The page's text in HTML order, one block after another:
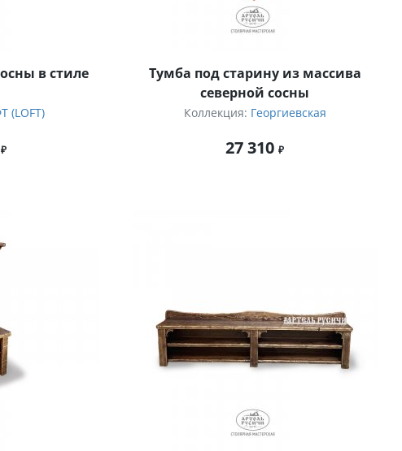
в стиле
(LOFT)
Тумба под старину из массива
северной сосны
Коллекция: Георгиевская
27 310